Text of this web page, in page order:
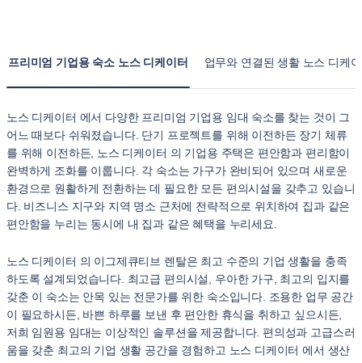
프리미엄 기업용 숙소 노스 디케이터 업무와 연결된 생활 노스 디케
노스 디케이터 에서 다양한 프리미엄 기업용 임대 숙소를 찾는 것이 그
어느 때보다 쉬워졌습니다. 단기 프로젝트를 위해 이전하든 장기 체류
를 위해 이전하든, 노스 디케이터 의 기업용 주택은 편안함과 편리함이
완벽하게 조화를 이룹니다. 각 숙소는 가구가 완비되어 있으며 새로운
환경으로 원활하게 전환하는 데 필요한 모든 편의시설을 갖추고 있습니
다. 비즈니스 지구와 지역 명소 근처에 전략적으로 위치하여 집과 같은
편안함을 누리는 동시에 내 집과 같은 혜택을 누리세요.
노스 디케이터 의 이그제큐티브 렌탈은 최고 수준의 기업 생활을 충족
하도록 설계되었습니다. 최고급 편의시설, 우아한 가구, 최고의 입지를
갖춘 이 숙소는 안목 있는 전문가를 위한 숙소입니다. 조용한 업무 공간
이 필요하시든, 바쁜 하루를 보낸 후 편안한 휴식을 취하고 싶으시든,
저희 임원용 임대는 이상적인 솔루션을 제공합니다. 편의성과 고급스러
움을 갖춘 최고의 기업 생활 공간을 경험하고 노스 디케이터 에서 생산